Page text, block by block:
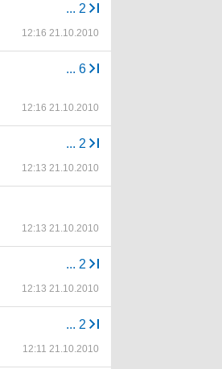
... 2
12:16 21.10.2010
... 6
12:16 21.10.2010
... 2
12:13 21.10.2010
12:13 21.10.2010
... 2
12:13 21.10.2010
... 2
12:11 21.10.2010